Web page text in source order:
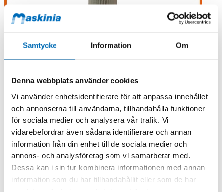
Samtycke Information Om
Denna webbplats använder cookies
Vi använder enhetsidentifierare för att anpassa innehållet
och annonserna till användarna, tillhandahålla funktioner
för sociala medier och analysera vår trafik. Vi
vidarebefordrar även sådana identifierare och annan
information från din enhet till de sociala medier och
annons- och analysföretag som vi samarbetar med.
Dessa kan i sin tur kombinera informationen med annan
information som du har tillhandahållit eller som de har